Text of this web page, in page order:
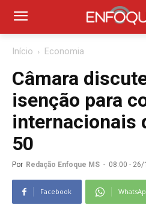
Início Economia
Câmara
isenção para
internacionais
50
Por Redação Enfoque MS - 08:00 -
Facebook